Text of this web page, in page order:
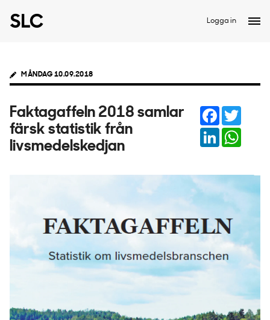
Logga in
MÅNDAG 10.09.2018
Faktagaffeln 2018 samlar
färsk statistik från
livsmedelskedjan
Facebook
LinkedIn